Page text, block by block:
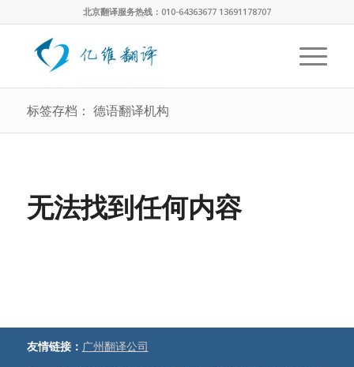
北京翻译服务热线：010-64363677 13691178707
标签存档： 德语翻译机构
无法找到任何内容
友情链接： 广州翻译公司